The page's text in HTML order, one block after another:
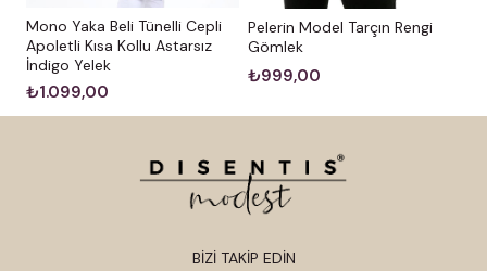
Mono Yaka Beli Tünelli Cepli
Apoletli Kısa Kollu Astarsız
İndigo Yelek
₺1.099,00
Pelerin Model Tarçın Rengi
Gömlek
₺999,00
BİZİ TAKİP EDİN